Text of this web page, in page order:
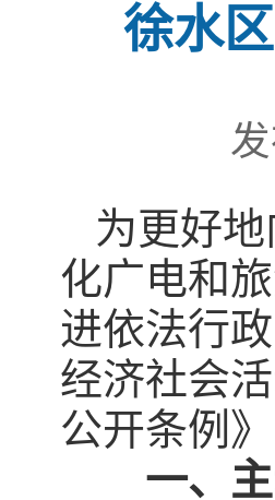
徐水
为更好
化广电和
进依法行
经济社会
公开条例
一、主